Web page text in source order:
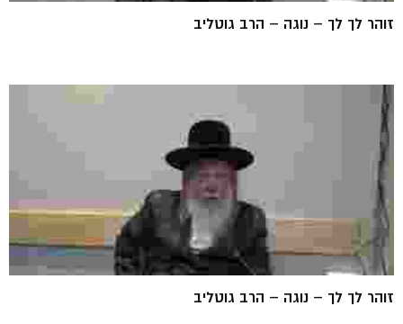
זוהר לך לך – נוגה – הרב גוטליב
זוהר לך לך – נוגה – הרב גוטליב